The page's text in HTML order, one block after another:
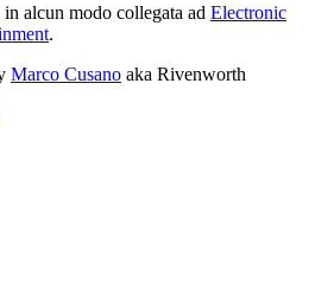
in alcun modo collegata ad Electronic
.
Marco Cusano aka Rivenworth